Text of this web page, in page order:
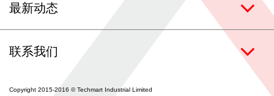
涂层服务
最新动态
联系我们
Copyright 2015-2016 © Techmart Industrial Limited